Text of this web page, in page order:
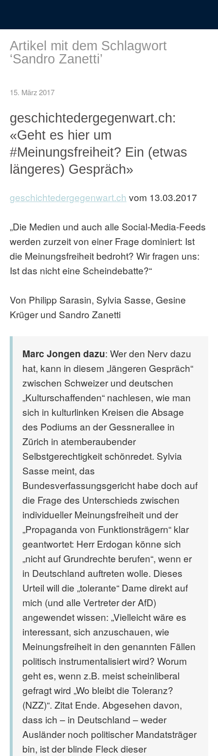
Artikel mit dem Schlagwort
‘Sandro Zanetti’
15. März 2017
geschichtedergegenwart.ch:
«Geht es hier um
#Meinungsfreiheit? Ein (etwas
längeres) Gespräch»
geschichtedergegenwart.ch vom 13.03.2017
„Die Medien und auch alle Social-Media-Feeds
werden zurzeit von einer Frage dominiert: Ist
die Meinungsfreiheit bedroht? Wir fragen uns:
Ist das nicht eine Scheindebatte?“
Von Philipp Sarasin, Sylvia Sasse, Gesine
Krüger und Sandro Zanetti
Marc Jongen dazu: Wer den Nerv dazu
hat, kann in diesem „längeren Gespräch“
zwischen Schweizer und deutschen
„Kulturschaffenden“ nachlesen, wie man
sich in kulturlinken Kreisen die Absage
des Podiums an der Gessnerallee in
Zürich in atemberaubender
Selbstgerechtigkeit schönredet. Sylvia
Sasse meint, das
Bundesverfassungsgericht habe doch auf
die Frage des Unterschieds zwischen
individueller Meinungsfreiheit und der
„Propaganda von Funktionsträgern“ klar
geantwortet: Herr Erdogan könne sich
„nicht auf Grundrechte berufen“, wenn er
in Deutschland auftreten wolle. Dieses
Urteil will die „tolerante“ Dame direkt auf
mich (und alle Vertreter der AfD)
angewendet wissen: „Vielleicht wäre es
interessant, sich anzuschauen, wie
Meinungsfreiheit in den genannten Fällen
politisch instrumentalisiert wird? Worum
geht es, wenn z.B. meist scheinliberal
gefragt wird „Wo bleibt die Toleranz?
(NZZ)“. Zitat Ende. Abgesehen davon,
dass ich – in Deutschland – weder
Ausländer noch politischer Mandatsträger
bin, ist der blinde Fleck dieser